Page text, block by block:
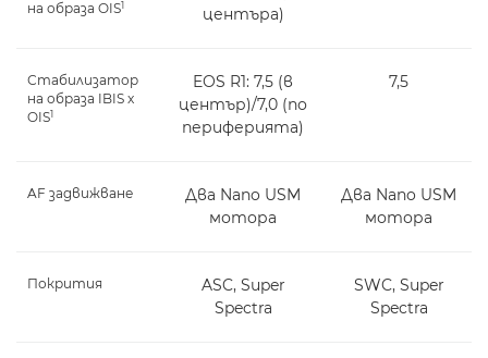
на образа OIS1
центъра)
Стабилизатор
на образа IBIS x
OIS1
EOS R1: 7,5 (в
център)/7,0 (по
периферията)
7,5
AF задвижване
Два Nano USM
мотора
Два Nano USM
мотора
Покрития
ASC, Super
Spectra
SWC, Super
Spectra